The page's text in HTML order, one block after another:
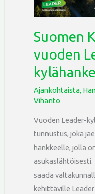
Suomen
vuoden
Ajankohtaista,
Vihanto
Vuoden Leader-
tunnustus, joka
hankkeelle, jolla
saada
kehittäville
kylähanketta